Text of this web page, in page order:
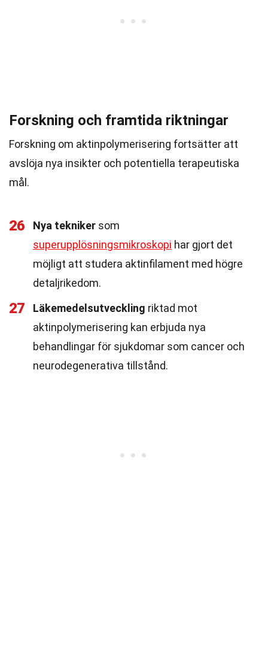
Forskning och framtida riktningar
Forskning om aktinpolymerisering fortsätter att
avslöja nya insikter och potentiella terapeutiska
mål.
26 Nya tekniker som
superupplösningsmikroskopi har gjort det
möjligt att studera aktinfilament med högre
detaljrikedom.
27 Läkemedelsutveckling riktad mot
aktinpolymerisering kan erbjuda nya
behandlingar för sjukdomar som cancer och
neurodegenerativa tillstånd.